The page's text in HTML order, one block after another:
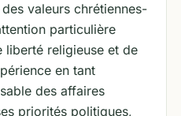
valeurs chrétiennes-
particulière
liberté religieuse et de
en tant
des affaires
priorités politiques,